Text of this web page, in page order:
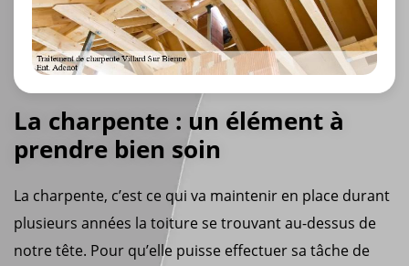
La charpente : un élément à
prendre bien soin
La charpente, c’est ce qui va maintenir en place durant
plusieurs années la toiture se trouvant au-dessus de
notre tête. Pour qu’elle puisse effectuer sa tâche de